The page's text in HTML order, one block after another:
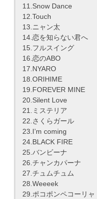
11.Snow Dance
12.Touch
13.ニャン太
14.恋を知らない君へ
15.フルスイング
16.恋のABO
17.NYARO
18.ORIHIME
19.FOREVER MINE
20.Silent Love
21.ミステリア
22.さくらガール
23.I’m coming
24.BLACK FIRE
25.バンビーナ
26.チャンカパーナ
27.チュムチュム
28.Weeeek
29.ポコポンペコーリャ